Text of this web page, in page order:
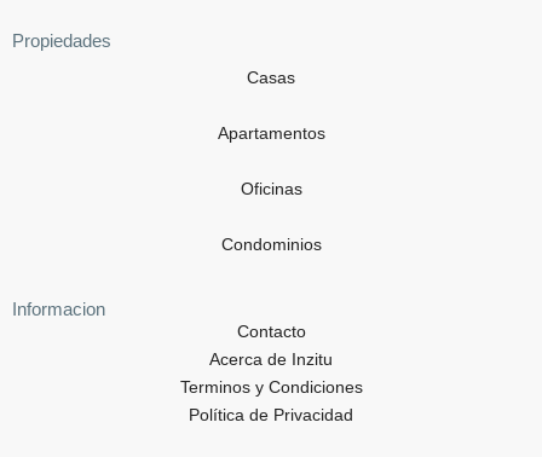
Propiedades
Casas
Apartamentos
Oficinas
Condominios
Informacion
Contacto
Acerca de Inzitu
Terminos y Condiciones
Política de Privacidad